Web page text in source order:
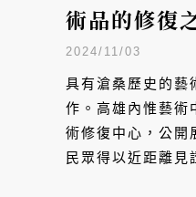
術品的修復
放式修復中
2024/11/03
具有滄桑歷史的藝
作。高雄內惟藝術
術修復中心，公開
民眾得以近距離見